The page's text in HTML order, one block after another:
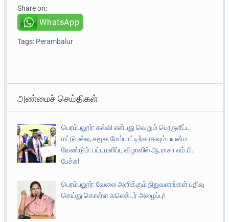
Share on:
WhatsApp
Tags: Perambalur
அண்மைச் செய்திகள்
பெரம்பலூர்: கல்வி என்பது வெறும் பொருளீட்ட
மட்டுமல்ல, சமூக மேம்பாட்டிற்காகவும் பயன்பட
வேண்டும்: பட்டமளிப்பு விழாவில் ஆ.ராசா எம்.பி.
பேச்சு!
பெரம்பலூர்: வேலை அளிக்கும் நிறுவனங்கள் பதிவு
செய்து கொள்ள கலெக்டர் அழைப்பு!